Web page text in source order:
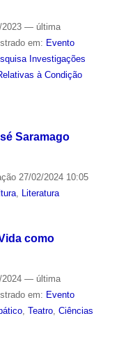
— última
em: Evento
Investigações
à Condição
Saramago
27/02/2024 10:05
, Literatura
como
— última
em: Evento
, Teatro, Ciências